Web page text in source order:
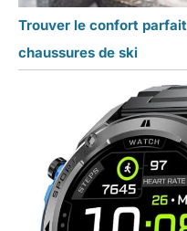
Trouver le confort
chaussures de ski